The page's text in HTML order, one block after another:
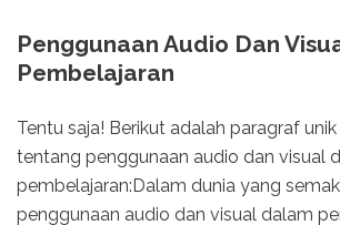
Penggunaan Audio Dan
Pembelajaran
Tentu saja! Berikut adalah paragraf
tentang penggunaan audio dan visual
pembelajaran:Dalam dunia yang
penggunaan audio dan visual dalam